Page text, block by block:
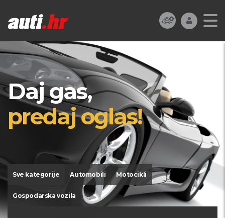
Daj gas,
predaj oglas!
Sve kategorije Automobili Motocikli
Gospodarska vozila